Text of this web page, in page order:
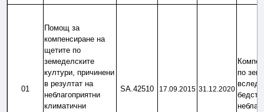
01
Помощ за
компенсиране на
щетите по
земеделските
култури, причинени
в резултат на
неблагоприятни
климатични
SA.42510 17.09.2015 31.12.2020
по